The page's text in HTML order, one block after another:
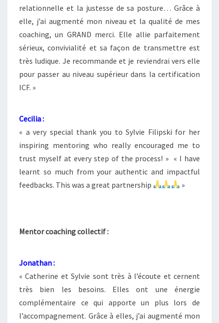
relationnelle et la justesse de sa posture… Grâce à
elle, j’ai augmenté mon niveau et la qualité de mes
coaching, un GRAND merci. Elle allie parfaitement
sérieux, convivialité et sa façon de transmettre est
très ludique. Je recommande et je reviendrai vers elle
pour passer au niveau supérieur dans la certification
ICF. »
Cecilia :
« a very special thank you to Sylvie Filipski for her
inspiring mentoring who really encouraged me to
trust myself at every step of the process! » « I have
learnt so much from your authentic and impactful
feedbacks. This was a great partnership
»
Mentor coaching collectif :
Jonathan :
« Catherine et Sylvie sont très à l’écoute et cernent
très bien les besoins. Elles ont une énergie
complémentaire ce qui apporte un plus lors de
l’accompagnement. Grâce à elles, j’ai augmenté mon